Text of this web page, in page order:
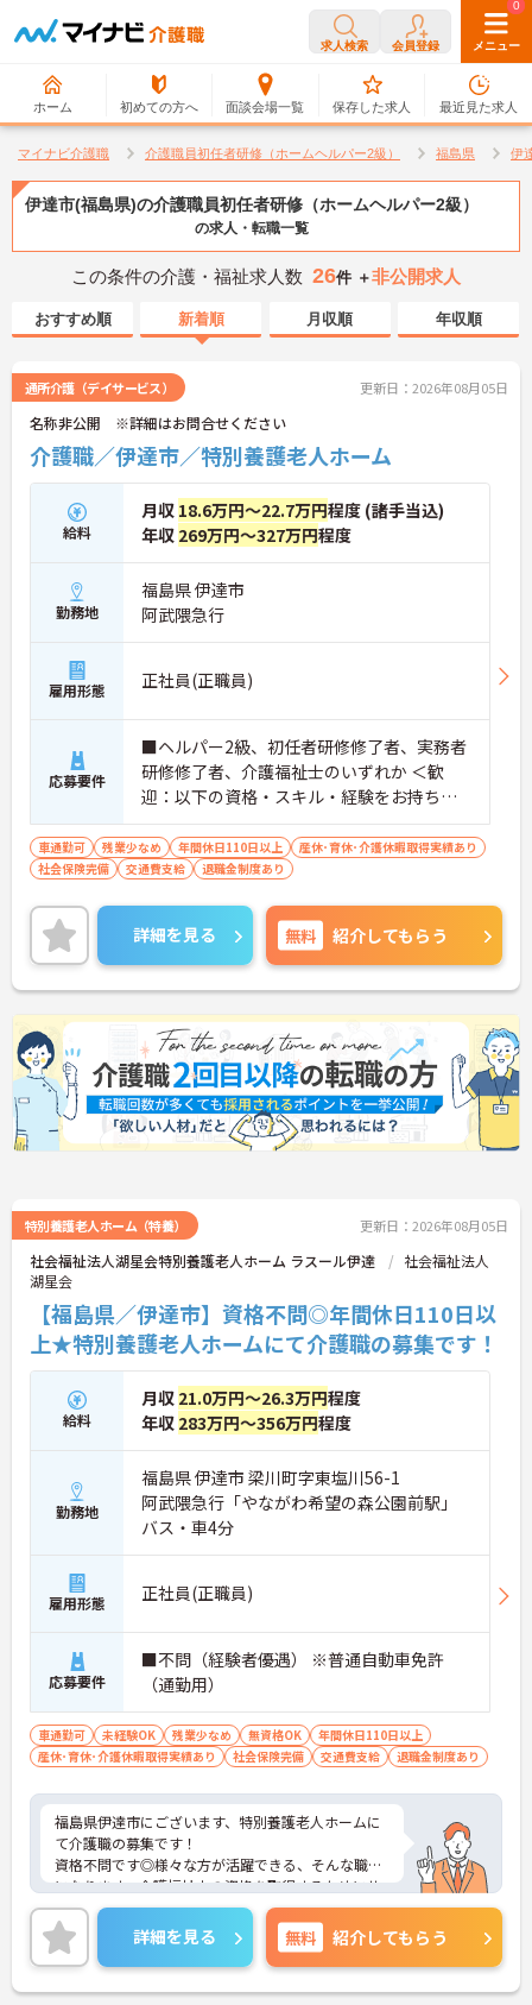
求人検索 会員登録 メニュー
ホーム 初めての方へ 面談会場一覧
0
保存した求人
0
最近見た求人
マイナビ介護職 介護職員初任者研修（ホームヘルパー2級） 福島県 伊
伊達市(福島県)の介護職員初任者研修（ホームヘルパー2級）
の求人・転職一覧
この条件の介護・福祉求人数 26件 ＋非公開求人
おすすめ順 新着順 月収順 年収順
通所介護（デイサービス） 更新日：2026年08月05日
名称非公開 ※詳細はお問合せください
介護職／伊達市／特別養護老人ホーム
給料
月収 18.6万円～22.7万円程度 (諸手当込)
年収 269万円～327万円程度
勤務地
福島県 伊達市
阿武隈急行
雇用形態 正社員(正職員)
応募要件
■ヘルパー2級、初任者研修修了者、実務者
研修修了者、介護福祉士のいずれか ＜歓
迎：以下の資格・スキル・経験をお持ちの
方＞ ■施設での経験あれば尚可
車通勤可 残業少なめ 年間休日110日以上
産休･育休･介護休暇取得実績あり
社会保険完備
交通費支給 退職金制度あり
詳細を見る 無料 紹介してもらう
特別養護老人ホーム（特養） 更新日：2026年08月05日
社会福祉法人湖星会特別養護老人ホーム ラスール伊達
社会福祉法人
湖星会
【福島県／伊達市】資格不問◎年間休日110日以
上★特別養護老人ホームにて介護職の募集です！
給料
月収 21.0万円～26.3万円程度
年収 283万円～356万円程度
勤務地
福島県 伊達市 梁川町字東塩川56-1
阿武隈急行「やながわ希望の森公園前駅」
バス・車4分
雇用形態 正社員(正職員)
応募要件
■不問（経験者優遇） ※普通自動車免許
（通勤用）
車通勤可 未経験OK 残業少なめ 無資格OK
年間休日110日以上
産休･育休･介護休暇取得実績あり
社会保険完備 交通費支給 退職金制度あり
福島県伊達市にございます、特別養護老人ホームに
て介護職の募集です！
資格不問です◎様々な方が活躍できる、そんな職場
になります。介護福祉士の資格を取得するためにサ
ポート体制も整っております。
年間休日110日以上に加え、残業も少ないので、ワ
ークライフバランスの重視した働き方ができます。
スタッフの仲も良く、アットホームな雰囲気が自慢
です。
詳細を見る 無料 紹介してもらう